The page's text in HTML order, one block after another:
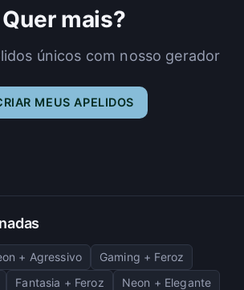
Quer mais?
únicos com nosso gerador
MEUS APELIDOS
+ Agressivo
Gaming + Feroz
Fantasia + Feroz
Neon + Elegante